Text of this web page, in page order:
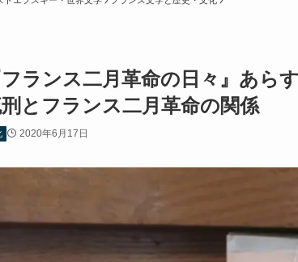
フランス二月革命の日々』あら
とフランス二月革命の関係
2020年6月17日